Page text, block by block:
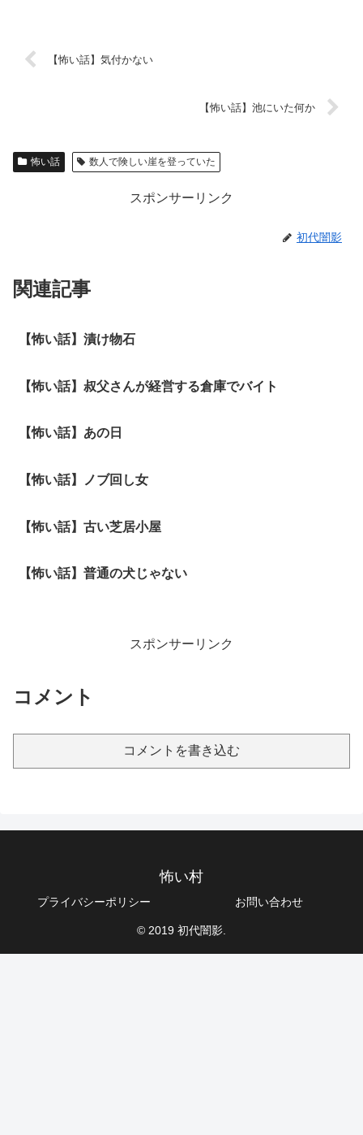
【怖い話】気付かない
【怖い話】池にいた何か
怖い話 数人で険しい崖を登っていた
スポンサーリンク
初代闇影
関連記事
【怖い話】漬け物石
【怖い話】叔父さんが経営する倉庫でバイト
【怖い話】あの日
【怖い話】ノブ回し女
【怖い話】古い芝居小屋
【怖い話】普通の犬じゃない
スポンサーリンク
コメント
コメントを書き込む
怖い村
プライバシーポリシー お問い合わせ
© 2019 初代闇影.